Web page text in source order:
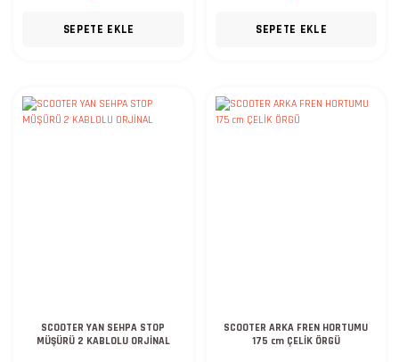
SEPETE EKLE SEPETE EKLE
SCOOTER YAN SEHPA STOP
MÜŞÜRÜ 2 KABLOLU ORJİNAL
SCOOTER ARKA FREN HORTUMU
175 cm ÇELİK ÖRGÜ